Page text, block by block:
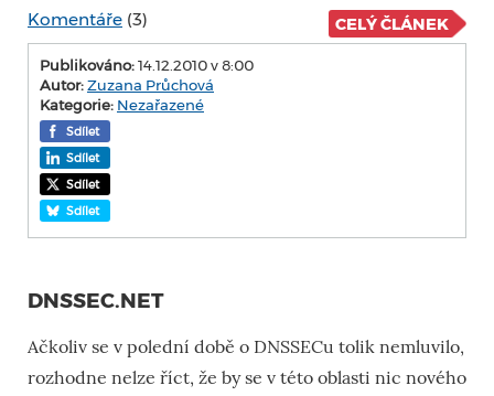
Komentáře (3) CELÝ ČLÁNEK
Publikováno:14.12.2010 v 8:00
Autor:Zuzana Průchová
Kategorie: Nezařazené
Sdílet
Sdílet
Sdílet
Sdílet
DNSSEC.NET
Ačkoliv se v polední době o DNSSECu tolik nemluvilo,
rozhodne nelze říct, že by se v této oblasti nic nového